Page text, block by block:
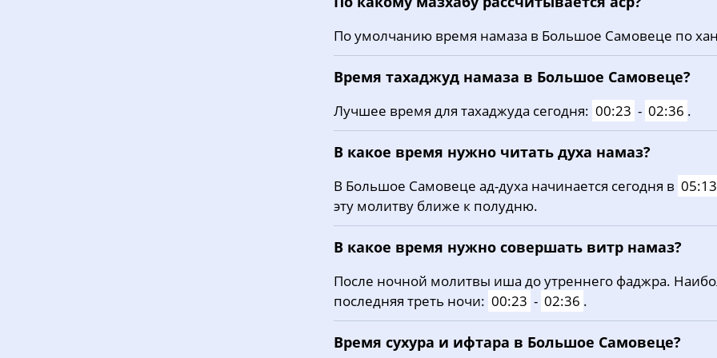
19, Ср
03:06 05:09
20, Чт
03:08 05:11 12:24
21, Пт
03:11 05:12 12:23
22, Сб
03:14 05:14 12:23
12:23
25, Вт
03:21
26, Ср
03:24 05:21 12:22
27, Чт
03:26 05:22 12:22
28, Пт
03:29 05:24
29, Сб
03:31 05:26 12:21
По умолчанию время намаза в Большое Самовеце по
Время тахаджуд намаза в Большое Самовеце?
Лучшее время для тахаджуда сегодня: 00:23 - 02:36 .
В какое время нужно читать духа намаз?
В Большое Самовеце ад-духа начинается сегодня в 05:13
эту молитву ближе к полудню.
В какое время нужно совершать витр намаз?
После ночной молитвы иша до утреннего фаджра.
последняя треть ночи: 00:23 - 02:36 .
Время сухура и ифтара в Большое Самовеце?